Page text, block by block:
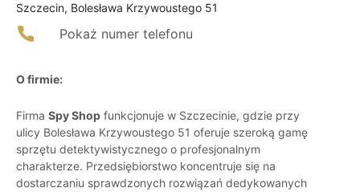
Szczecin, Bolesława Krzywoustego 51
Pokaż numer telefonu
O firmie:
Firma Spy Shop funkcjonuje w Szczecinie, gdzie przy
ulicy Bolesława Krzywoustego 51 oferuje szeroką gamę
sprzętu detektywistycznego o profesjonalnym
charakterze. Przedsiębiorstwo koncentruje się na
dostarczaniu sprawdzonych rozwiązań dedykowanych